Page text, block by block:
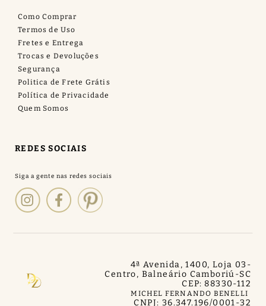
Como Comprar
Termos de Uso
Fretes e Entrega
Trocas e Devoluções
Segurança
Politica de Frete Grátis
Política de Privacidade
Quem Somos
REDES SOCIAIS
MICHEL FERNANDO BENELLI
4ª Avenida, 1400, Loja 03 -
Centro, Balneário Camboriú-SC
CEP: 88330-112
CNPJ: 36.347.196/0001-32